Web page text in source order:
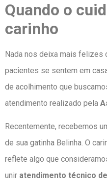
Quando o
carinho
Nada nos deixa mais felizes
pacientes se sentem em
de acolhimento que
atendimento realizado pela
Recentemente, recebemos
de sua gatinha Belinha. O
reflete algo que
unir atendimento técnico